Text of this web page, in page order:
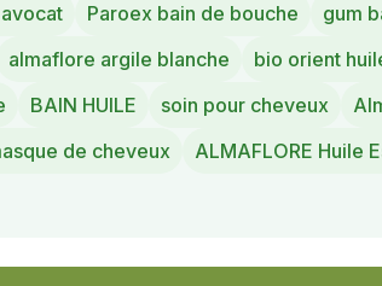
Paroex bain de bouche gum
almaflore argile blanche bio orient
BAIN HUILE soin pour cheveux
de cheveux ALMAFLORE Huile